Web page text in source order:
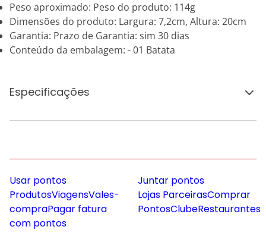
Peso aproximado: Peso do produto: 114g
Dimensões do produto: Largura: 7,2cm, Altura: 20cm
Garantia: Prazo de Garantia: sim 30 dias
Conteúdo da embalagem: - 01 Batata
Especificações
Usar pontos
ProdutosViagensVales-
compraPagar fatura
com pontos
Juntar pontos
Lojas ParceirasComprar
PontosClubeRestaurantes